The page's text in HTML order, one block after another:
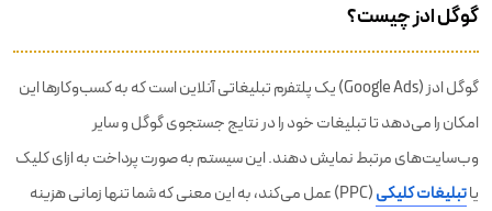
گوگل ادز چیست؟
گوگل ادز (Google Ads) یک پلتفرم تبلیغاتی آنلاین است که به کسب‌وکارها این
امکان را می‌دهد تا تبلیغات خود را در نتایج جستجوی گوگل و سایر
وب‌سایت‌های مرتبط نمایش دهند. این سیستم به صورت پرداخت به ازای کلیک
یاتبلیغات کلیکی
(PPC) عمل می‌کند، به این معنی که شما تنها زمانی هزینه